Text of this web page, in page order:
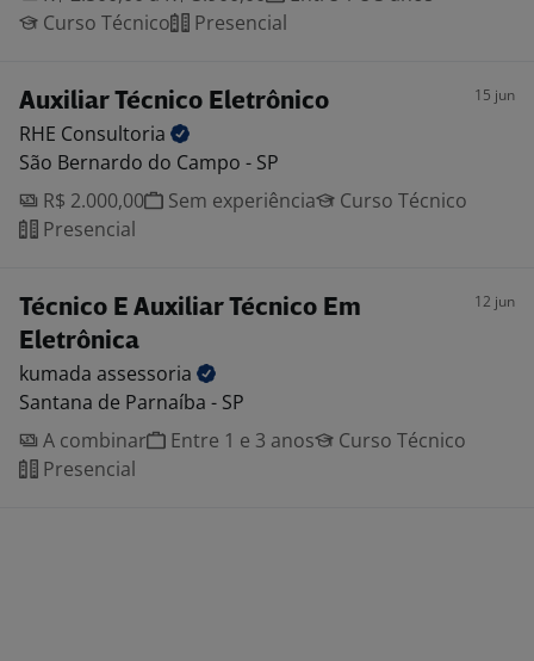
Curso Técnico
Presencial
Auxiliar Técnico Eletrônico 15 jun
RHE Consultoria
São Bernardo do Campo - SP
R$ 2.000,00
Sem experiência
Curso Técnico
Presencial
Técnico E Auxiliar Técnico Em
Eletrônica
12 jun
kumada assessoria
Santana de Parnaíba - SP
A combinar
Entre 1 e 3 anos
Curso Técnico
Presencial